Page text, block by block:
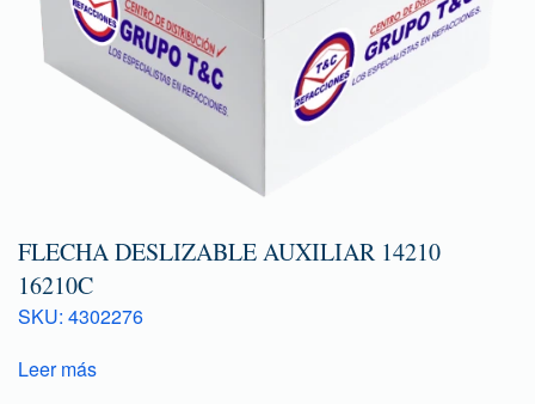
FLECHA DESLIZABLE AUXILIAR 14210
16210C
SKU: 4302276
Leer más